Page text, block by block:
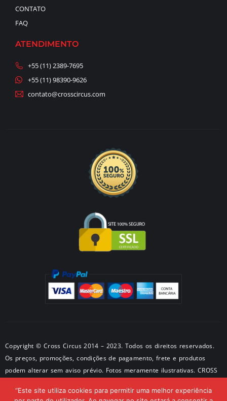
CONTATO
FAQ
ATENDIMENTO
+55 (11) 2389-7695
+55 (11) 98390-9626
contato@crosscircus.com
Copyright © Cross Circus 2014 – 2023. Todos os direitos reservados.
Os preços, promoções, condições de pagamento, frete e produtos
podem alterar sem aviso prévio. Fotos meramente ilustrativas. CROSS
Endereço: São Paulo – SP
“Este site utiliza cookies para permitir uma melhor experiência